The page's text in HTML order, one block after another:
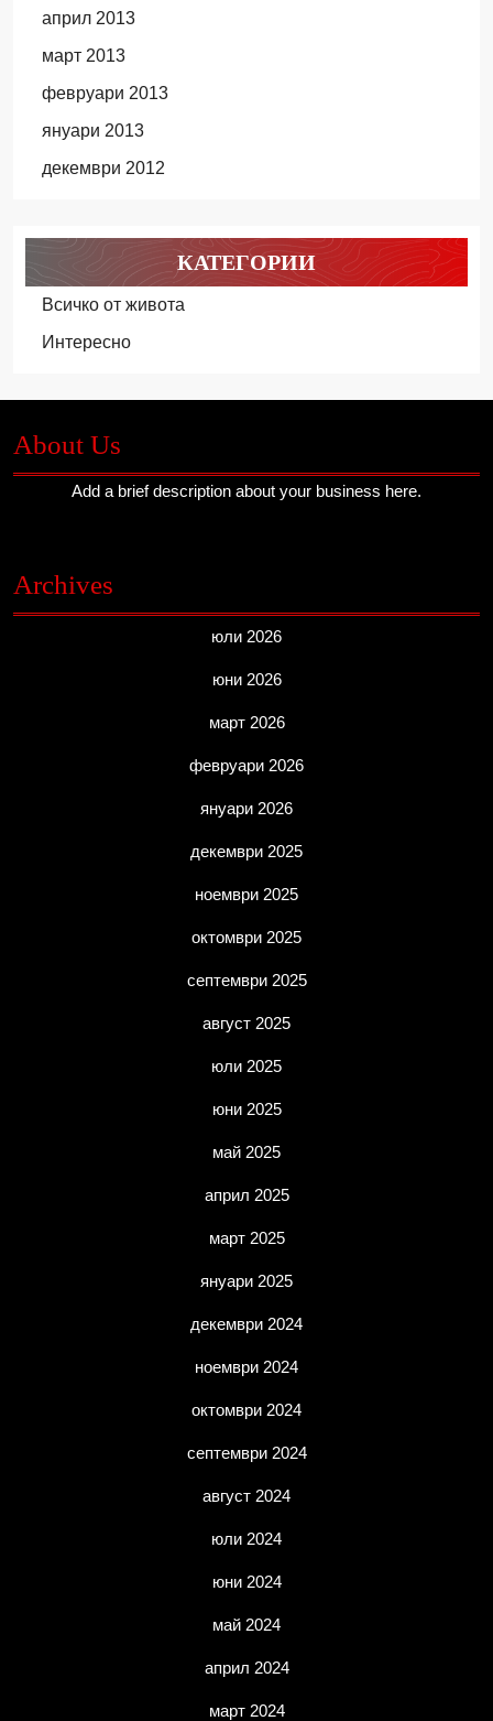
април 2013
март 2013
февруари 2013
януари 2013
декември 2012
КАТЕГОРИИ
Всичко от живота
Интересно
About Us
Add a brief description about your business here.
Archives
юли 2026
юни 2026
март 2026
февруари 2026
януари 2026
декември 2025
ноември 2025
октомври 2025
септември 2025
август 2025
юли 2025
юни 2025
май 2025
април 2025
март 2025
януари 2025
декември 2024
ноември 2024
октомври 2024
септември 2024
август 2024
юли 2024
юни 2024
май 2024
април 2024
март 2024